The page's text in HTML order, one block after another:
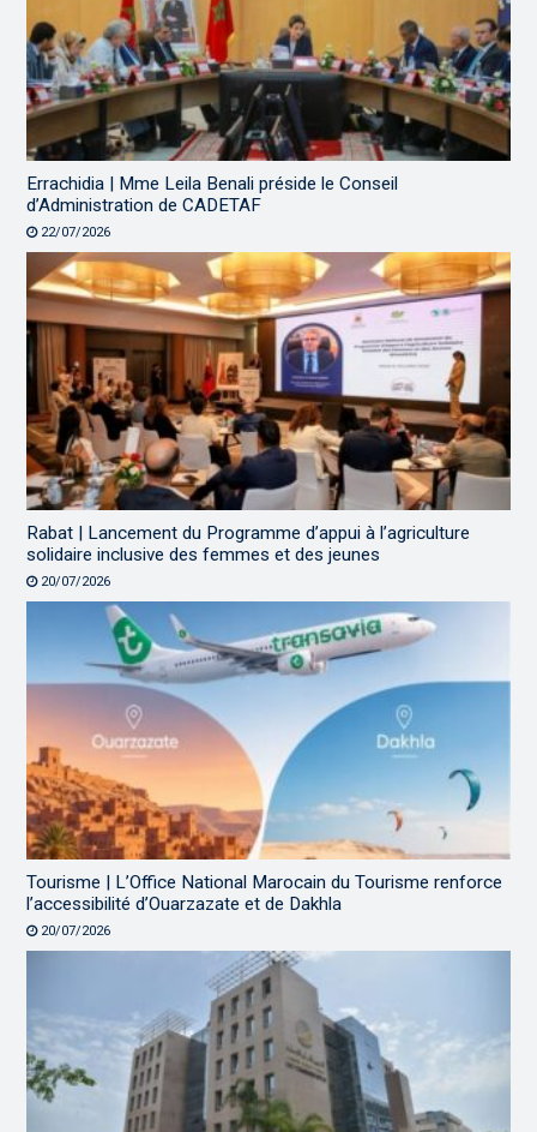
Errachidia | Mme Leila Benali préside le Conseil
d’Administration de CADETAF
22/07/2026
Rabat | Lancement du Programme d’appui à l’agriculture
solidaire inclusive des femmes et des jeunes
20/07/2026
Tourisme | L’Office National Marocain du Tourisme renforce
l’accessibilité d’Ouarzazate et de Dakhla
20/07/2026